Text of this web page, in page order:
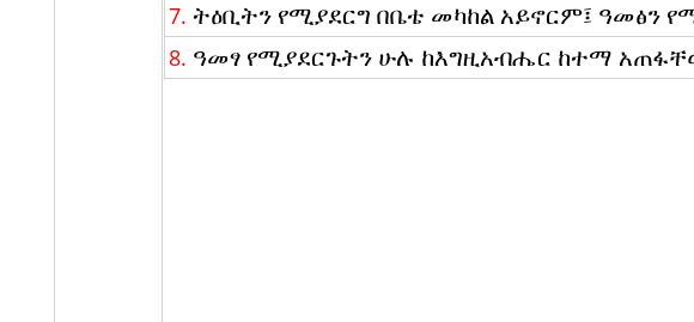
7. ትዕቢትን የሚያደርግ በቤቴ መካከል አይኖርም፤ ዓመፅን
8. ዓመፃ የሚያደርጉትን ሁሉ ከእግዚአብሔር ከተማ